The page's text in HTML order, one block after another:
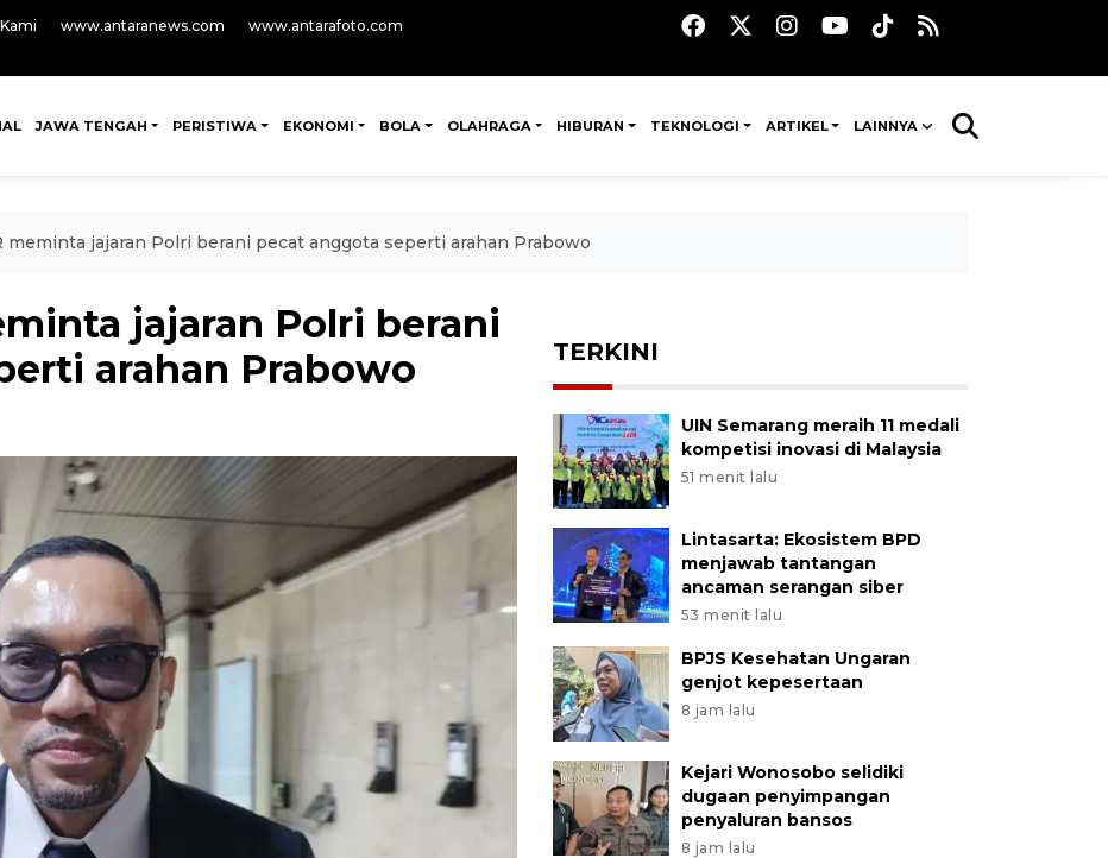
www.antaranews.com
www.antarafoto.com
JAWA TENGAH PERISTIWA EKONOMI BOLA OLAHRAGA HIBURAN TEKNOLOGI ARTIKEL LAINNYA
meminta jajaran Polri berani pecat anggota seperti arahan Prabowo
jajaran Polri berani
arahan Prabowo
TERKINI
UIN Semarang meraih 11 medali
kompetisi inovasi di Malaysia
51 menit lalu
Lintasarta: Ekosistem BPD
menjawab tantangan
ancaman serangan siber
53 menit lalu
BPJS Kesehatan Ungaran
genjot kepesertaan
8 jam lalu
Kejari Wonosobo selidiki
dugaan penyimpangan
penyaluran bansos
8 jam lalu